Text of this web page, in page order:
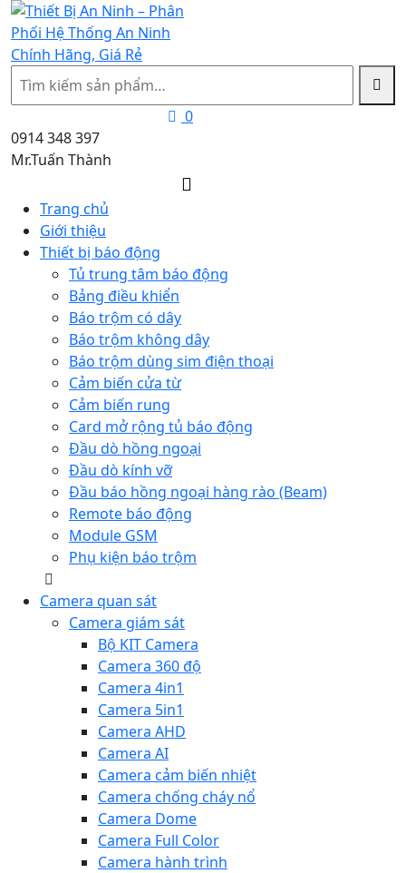
Tìm
kiếm
0
0914 348 397
Mr.Tuấn Thành
Trang chủ
Giới thiệu
Thiết bị báo động
Tủ trung tâm báo động
Bảng điều khiển
Báo trộm có dây
Báo trộm không dây
Báo trộm dùng sim điện thoại
Cảm biến cửa từ
Cảm biến rung
Card mở rộng tủ báo động
Đầu dò hồng ngoại
Đầu dò kính vỡ
Đầu báo hồng ngoại hàng rào (Beam)
Remote báo động
Module GSM
Phụ kiện báo trộm
Camera quan sát
Camera giám sát
Bộ KIT Camera
Camera 360 độ
Camera 4in1
Camera 5in1
Camera AHD
Camera AI
Camera cảm biến nhiệt
Camera chống cháy nổ
Camera Dome
Camera Full Color
Camera hành trình